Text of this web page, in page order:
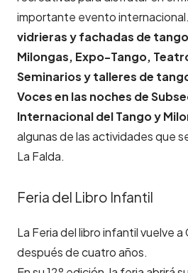
importante evento internacional.
vidrieras y fachadas de
Milongas, Expo-Tango,
Seminarios y talleres de
Voces en las noches de
Internacional del Tango y
algunas de las actividades que
La Falda.
Feria del Libro Infantil
La Feria del libro infantil vuelve
después de cuatro años.